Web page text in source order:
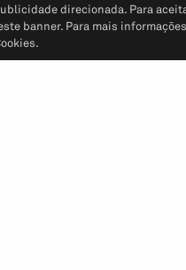
direcionada. Para
banner. Para mais